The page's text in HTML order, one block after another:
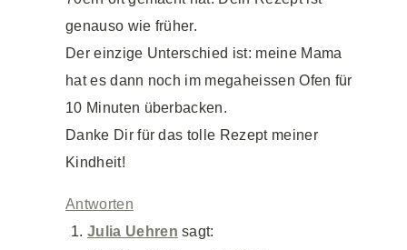
genauso wie früher.
Der einzige Unterschied ist: meine Mama
hat es dann noch im megaheissen Ofen für
10 Minuten überbacken.
Danke Dir für das tolle Rezept meiner
Kindheit!
Antworten
Julia Uehren sagt: